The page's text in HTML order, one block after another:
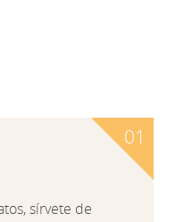
sírvete de